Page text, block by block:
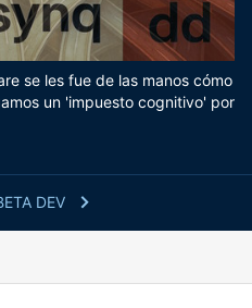
DEV
se les fue de las manos cómo
un 'impuesto cognitivo' por